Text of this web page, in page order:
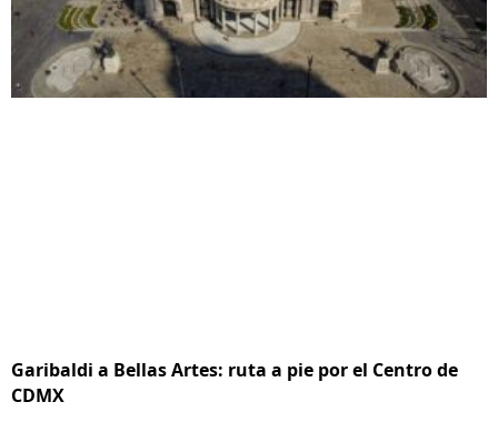
Garibaldi a Bellas Artes: ruta a pie por el Centro de
CDMX